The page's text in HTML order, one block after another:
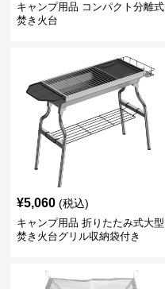
キャンプ用品 コンパクト分離式
焚き火台
¥5,060 (税込)
キャンプ用品 折りたたみ式大型
焚き火台グリル収納袋付き